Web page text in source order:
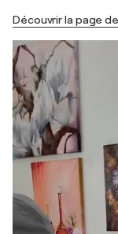
Découvrir la page